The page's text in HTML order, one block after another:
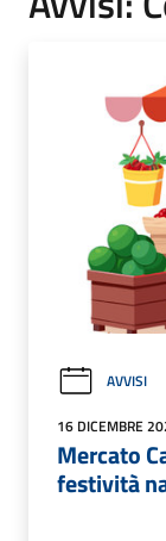
AVVISI
16 DICEMBRE
Mercato
festività